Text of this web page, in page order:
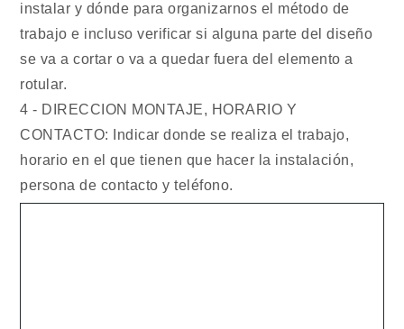
instalar y dónde para organizarnos el método de
trabajo e incluso verificar si alguna parte del diseño
se va a cortar o va a quedar fuera del elemento a
rotular.
4 - DIRECCION MONTAJE, HORARIO Y
CONTACTO: Indicar donde se realiza el trabajo,
horario en el que tienen que hacer la instalación,
persona de contacto y teléfono.